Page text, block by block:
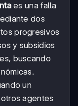
es una falla
dos
progresivos
y subsidios
buscando
un
agentes